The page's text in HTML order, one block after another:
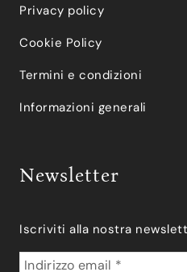
Privacy policy
Cookie Policy
Termini e condizioni
Informazioni generali
Newsletter
Iscriviti alla nostra